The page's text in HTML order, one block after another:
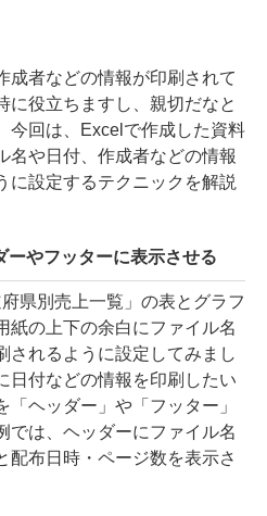
者などの情報が印刷されて
に役立ちますし、親切だなと
今回は、Excelで作成した資料
名や日付、作成者などの情報
に設定するテクニックを解説
ーやフッターに表示させる
県別売上一覧」の表とグラフ
紙の上下の余白にファイル名
されるように設定してみまし
日付などの情報を印刷したい
ヘッダー」や「フッター」
では、ヘッダーにファイル名
配布日時・ページ数を表示さ